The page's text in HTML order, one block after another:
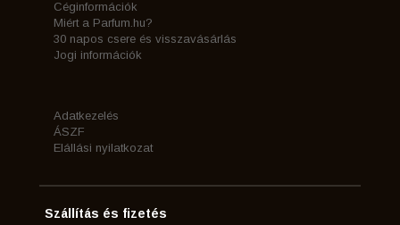
Céginformációk
Miért a Parfum.hu?
30 napos csere és visszavásárlás
Jogi információk
Adatkezelés
ÁSZF
Elállási nyilatkozat
Szállítás és fizetés